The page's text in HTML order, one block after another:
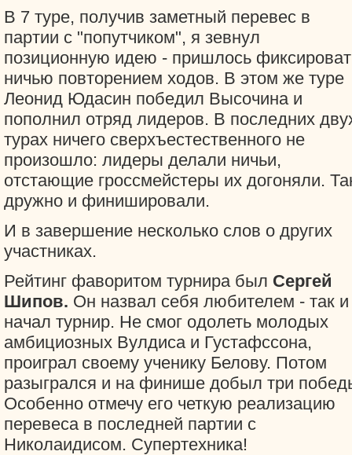
В 7 туре, получив заметный перевес в
партии с "попутчиком", я зевнул
позиционную идею - пришлось
ничью повторением ходов. В этом же туре
Леонид Юдасин победил Высочина и
пополнил отряд лидеров. В последних
турах ничего сверхъестественного не
произошло: лидеры делали ничьи,
отстающие гроссмейстеры их догоняли.
дружно и финишировали.
И в завершение несколько слов о других
участниках.
Рейтинг фаворитом турнира был Сергей
Шипов. Он назвал себя любителем - так и
начал турнир. Не смог одолеть молодых
амбициозных Вулдиса и Густафссона,
проиграл своему ученику Белову. Потом
разыгрался и на финише добыл три
Особенно отмечу его четкую реализацию
перевеса в последней партии с
Николаидисом. Супертехника!